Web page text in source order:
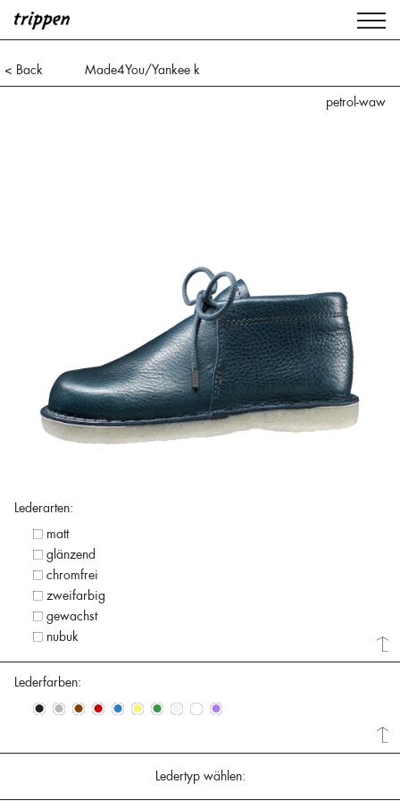
< Back
Made4You/Yankee k
petrol-waw
Lederarten:
matt
glänzend
chromfrei
zweifarbig
gewachst
nubuk
Lederfarben:
• • • • • • • • • •
Ledertyp wählen: